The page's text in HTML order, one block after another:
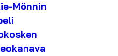
Mönnin